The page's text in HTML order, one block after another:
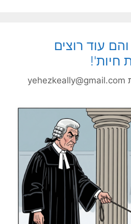
עוד רוצים
חיות'!
yehezkeally@gmail.com